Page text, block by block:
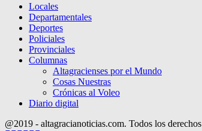
Locales
Departamentales
Deportes
Policiales
Provinciales
Columnas
Altagracienses por el Mundo
Cosas Nuestras
Crónicas al Voleo
Diario digital
@2019 - altagracianoticias.com. Todos los